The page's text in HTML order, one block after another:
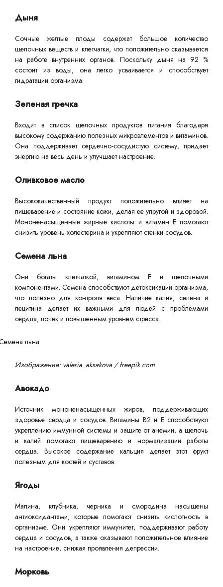
Дыня
Сочные желтые плоды содержат большое количество
щелочных веществ и клетчатки, что положительно сказывается
на работе внутренних органов. Поскольку дыня на 92 %
состоит из воды, она легко усваивается и способствует
гидратации организма.
Зеленая гречка
Входит в список щелочных продуктов питания благодаря
высокому содержанию полезных микроэлементов и витаминов.
Она поддерживает сердечно-сосудистую систему, придает
энергию на весь день и улучшает настроение.
Оливковое масло
Высококачественный продукт положительно влияет на
пищеварение и состояние кожи, делая ее упругой и здоровой.
Мононенасыщенные жирные кислоты и витамин Е помогают
снизить уровень холестерина и укрепляют стенки сосудов.
Семена льна
Они богаты клетчаткой, витамином Е и щелочными
компонентами. Семена способствуют детоксикации организма,
что полезно для контроля веса. Наличие калия, селена и
лецитина делает их важными для людей с проблемами
сердца, почек и повышенным уровнем стресса.
Изображение: valeria_aksakova / freepik.com
Авокадо
Источник мононенасыщенных жиров, поддерживающих
здоровье сердца и сосудов. Витамины В2 и Е способствуют
укреплению иммунной системы и защите от анемии, а щелочь
и калий помогают пищеварению и нормализации работы
сердца. Высокое содержание кальция делает этот фрукт
полезным для костей и суставов.
Ягоды
Малина, клубника, черника и смородина насыщены
антиоксидантами, которые помогают снизить кислотность в
организме. Они укрепляют иммунитет, поддерживают работу
сердца и сосудов, а также оказывают положительное влияние
на настроение, снижая проявления депрессии.
Морковь